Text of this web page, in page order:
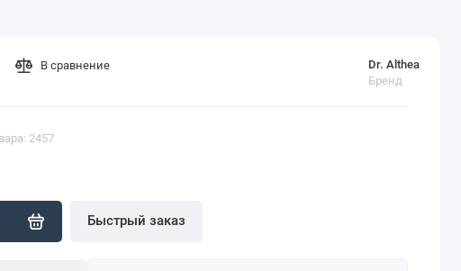
2457
Dr. Althea
Бренд
Быстрый заказ
В сравнение